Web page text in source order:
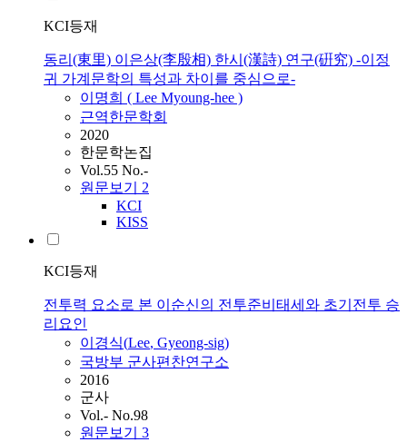
KCI등재
동리(東里) 이은상(李殷相) 한시(漢詩) 연구(硏究) -이정
귀 가계문학의 특성과 차이를 중심으로-
이명희 ( Lee Myoung-hee )
근역한문학회
2020
한문학논집
Vol.55 No.-
원문보기 2
KCI
KISS
KCI등재
전투력 요소로 본 이순신의 전투준비태세와 초기전투 승
리요인
이경식(Lee, Gyeong-sig)
국방부 군사편찬연구소
2016
군사
Vol.- No.98
원문보기 3